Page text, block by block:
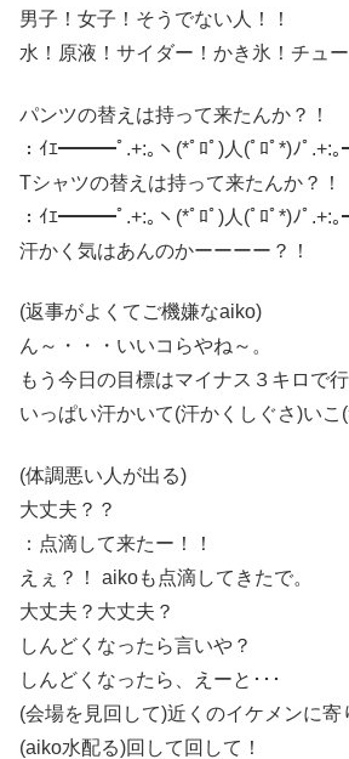
男子！女子！そうでない人！！
水！原液！サイダー！かき氷！チュー
パンツの替えは持って来たんか？！
：ｲｴ━━━ﾟ.+:｡ヽ(*ﾟﾛﾟ)人(ﾟﾛﾟ*)ﾉﾟ
Tシャツの替えは持って来たんか？！
：ｲｴ━━━ﾟ.+:｡ヽ(*ﾟﾛﾟ)人(ﾟﾛﾟ*)ﾉﾟ
汗かく気はあんのかーーーー？！
(返事がよくてご機嫌なaiko)
ん～・・・いいコらやね～。
もう今日の目標はマイナス３キロで行
いっぱい汗かいて(汗かくしぐさ)いこ
(体調悪い人が出る)
大丈夫？？
：点滴して来たー！！
えぇ？！ aikoも点滴してきたで。
大丈夫？大丈夫？
しんどくなったら言いや？
しんどくなったら、えーと･･･
(会場を見回して)近くのイケメンに寄
(aiko水配る)回して回して！